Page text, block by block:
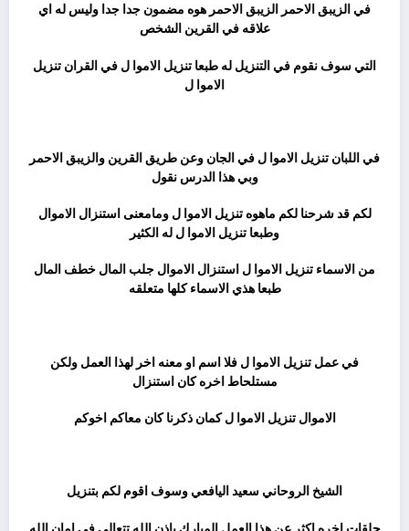
في الزيبق الاحمر الزيبق الاحمر هوه مضمون جدا جدا وليس له اي
علاقه في القرين الشخص
التي سوف نقوم في التنزيل له طبعا تنزيل الاموا ل في القران تنزيل
الاموا ل
في اللبان تنزيل الاموا ل في الجان وعن طريق القرين والزيبق الاحمر
وبي هذا الدرس نقول
لكم قد شرحنا لكم ماهوه تنزيل الاموا ل ومامعنى استنزال الاموال
وطبعا تنزيل الاموا ل له الكثير
من الاسماء تنزيل الاموا ل استنزال الاموال جلب المال خطف المال
طبعا هذي الاسماء كلها متعلقه
في عمل تنزيل الاموا ل فلا اسم او معنه اخر لهذا العمل ولكن
مستلحاط اخره كان استنزال
الاموال تنزيل الاموا ل كمان ذكرنا كان معاكم اخوكم
الشيخ الروحاني سعيد اليافعي وسوف اقوم لكم بتنزيل